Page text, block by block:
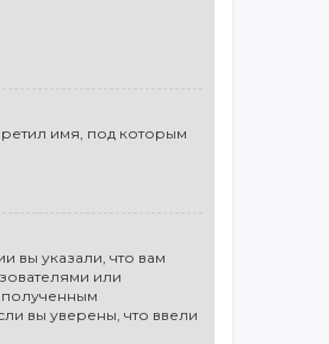
имя, под которым
вы указали, что вам
или
полученным
вы уверены, что ввели